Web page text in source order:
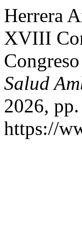
Herrera
XVIII
Salud
2026,
https://